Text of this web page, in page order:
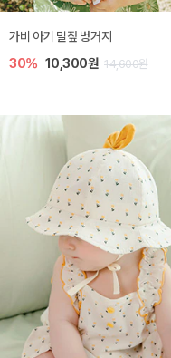
가비 아기 밀짚 벙거지
30% 10,300원 14,600원